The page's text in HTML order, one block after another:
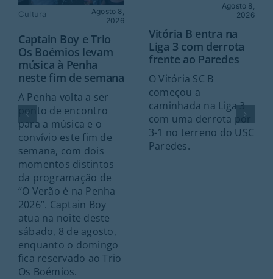
Cultura
Agosto 8,
2026
Captain Boy e Trio
Os Boémios levam
música à Penha
neste fim de semana
A Penha volta a ser
ponto de encontro
para a música e o
convívio este fim de
semana, com dois
momentos distintos
da programação de
“O Verão é na Penha
2026”. Captain Boy
atua na noite deste
sábado, 8 de agosto,
enquanto o domingo
fica reservado ao Trio
Os Boémios.
Agosto 8,
2026
Vitória B entra na
Liga 3 com derrota
frente ao Paredes
O Vitória SC B
começou a
caminhada na Liga 3
com uma derrota por
3-1 no terreno do USC
Paredes.